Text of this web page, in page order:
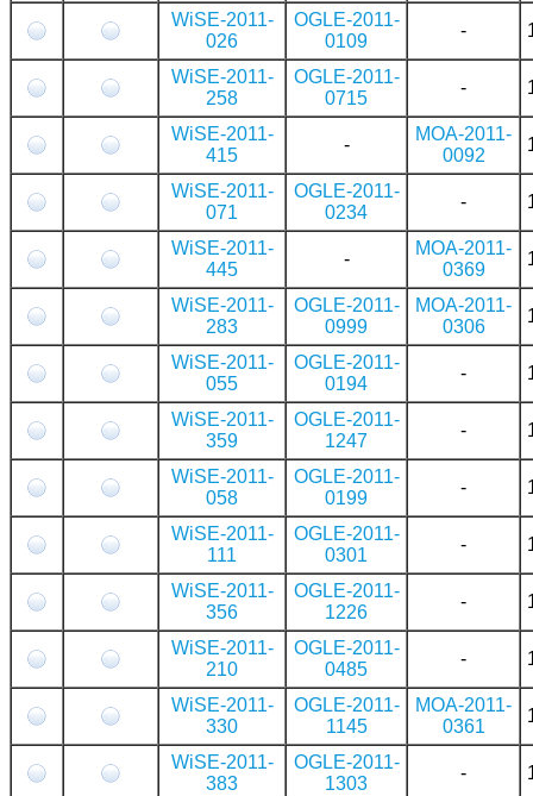
WiSE-2011-
026
OGLE-2011-
0109
-
WiSE-2011-
258
OGLE-2011-
0715
-
WiSE-2011-
415
-
MOA-2011-
0092
WiSE-2011-
071
OGLE-2011-
0234
-
WiSE-2011-
445
-
MOA-2011-
0369
WiSE-2011-
283
OGLE-2011-
0999
MOA-2011-
0306
WiSE-2011-
055
OGLE-2011-
0194
-
WiSE-2011-
359
OGLE-2011-
1247
-
WiSE-2011-
058
OGLE-2011-
0199
-
WiSE-2011-
111
OGLE-2011-
0301
-
WiSE-2011-
356
OGLE-2011-
1226
-
WiSE-2011-
210
OGLE-2011-
0485
-
WiSE-2011-
330
OGLE-2011-
1145
MOA-2011-
0361
WiSE-2011-
383
OGLE-2011-
1303
-